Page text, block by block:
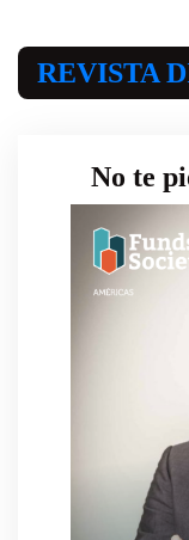
REVISTA
No te